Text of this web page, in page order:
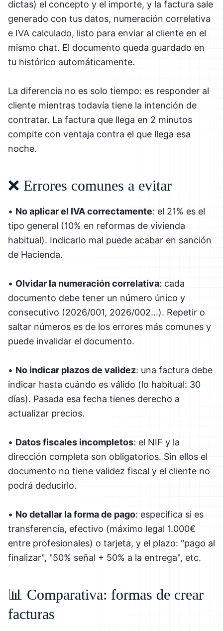
dictas) el concepto y el importe, y la factura sale
generado con tus datos, numeración correlativa
e IVA calculado, listo para enviar al cliente en el
mismo chat. El documento queda guardado en
tu histórico automáticamente.
La diferencia no es solo tiempo: es responder al
cliente mientras todavía tiene la intención de
contratar. La factura que llega en 2 minutos
compite con ventaja contra el que llega esa
noche.
❌ Errores comunes a evitar
• No aplicar el IVA correctamente: el 21% es el
tipo general (10% en reformas de vivienda
habitual). Indicarlo mal puede acabar en sanción
de Hacienda.
• Olvidar la numeración correlativa: cada
documento debe tener un número único y
consecutivo (2026/001, 2026/002...). Repetir o
saltar números es de los errores más comunes y
puede invalidar el documento.
• No indicar plazos de validez: una factura debe
indicar hasta cuándo es válido (lo habitual: 30
días). Pasada esa fecha tienes derecho a
actualizar precios.
• Datos fiscales incompletos: el NIF y la
dirección completa son obligatorios. Sin ellos el
documento no tiene validez fiscal y el cliente no
podrá deducirlo.
• No detallar la forma de pago: especifica si es
transferencia, efectivo (máximo legal 1.000€
entre profesionales) o tarjeta, y el plazo: "pago al
finalizar", "50% señal + 50% a la entrega", etc.
📊 Comparativa: formas de crear
facturas